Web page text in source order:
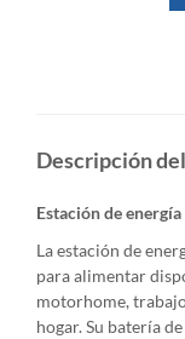
Descripción
Estación de
La estación de
para alimentar
motorhome,
hogar. Su batería